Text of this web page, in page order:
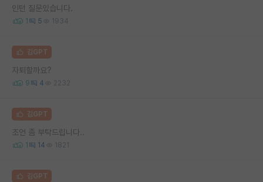
인턴 질문있습니다.
1 5 1934
김GPT
자퇴할까요?
9 4 2232
김GPT
조언 좀 부탁드립니다..
1 14 1821
김GPT